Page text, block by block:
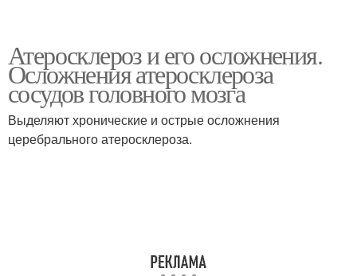
Атеросклероз и его осложнения.
Осложнения атеросклероза
сосудов головного мозга
Выделяют хронические и острые осложнения
церебрального атеросклероза.